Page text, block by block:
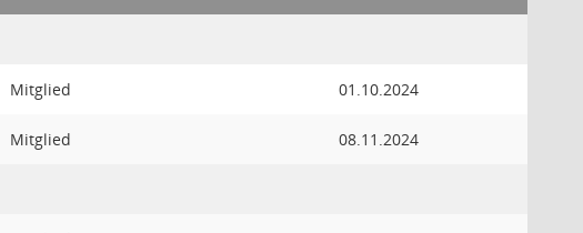
Mitglied 01.10.2024
Mitglied 08.11.2024